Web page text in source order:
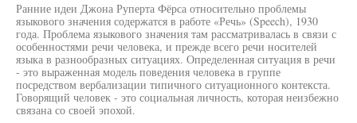
Ранние идеи Джона Руперта Фёрса относительно проблемы
языкового значения содержатся в работе «Речь» (Speech), 1930
года. Проблема языкового значения там рассматривалась в связи с
особенностями речи человека, и прежде всего речи носителей
языка в разнообразных ситуациях. Определенная ситуация в речи
- это выраженная модель поведения человека в группе
посредством вербализации типичного ситуационного контекста.
Говорящий человек - это социальная личность, которая неизбежно
связана со своей эпохой.